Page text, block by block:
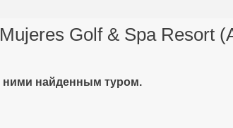
Golf & Spa Resort
ними найденным туром.